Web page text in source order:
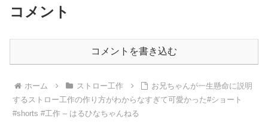
コメント
コメントを書き込む
ホーム ストロー工作
お兄ちゃんが一生懸命に説明
するストロー工作の作り方がわからなすぎて可愛かった#ショート
#shorts #工作 – はるひなちゃんねる